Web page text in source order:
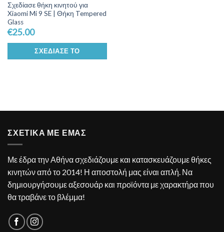
Σχεδίασε θήκη κινητού για
Xiaomi Mi 9 SE | Θήκη Tempered
Glass
€25.00
ΣΧΕΔΊΑΣΕ ΤΟ
ΣΧΕΤΙΚΑ ΜΕ ΕΜΑΣ
Με έδρα την Αθήνα σχεδιάζουμε και κατασκευάζουμε θήκες
κινητών από το 2014! Η αποστολή μας είναι απλή. Να
δημιουργήσουμε αξεσουάρ και προϊόντα με χαρακτήρα που
θα τραβάνε το βλέμμα!